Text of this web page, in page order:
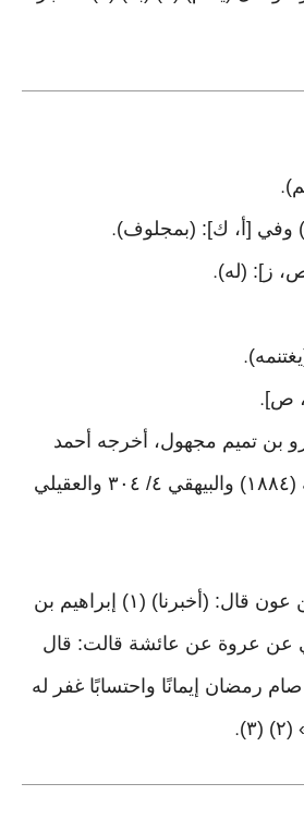
.
.
.
.
.
بن تميم مجهول، أخرجه أحمد
(١٠٧٨٤) وابن خزيمة (١٨٨٤) والبيهقي ٤/ ٣٠٤ والعقيلي
حدثنا جعفر بن عون قال: (أخبرنا) (١) إبراهيم بن
عن عروة عن عائشة قالت: قال
رمضان إيمانًا واحتسابًا غفر له
.